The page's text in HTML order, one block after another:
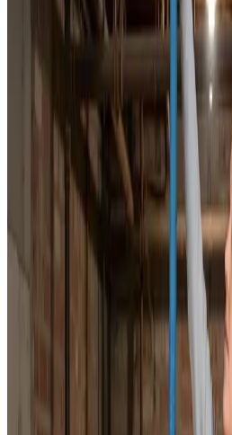
Dokumenteret ventilationsrens